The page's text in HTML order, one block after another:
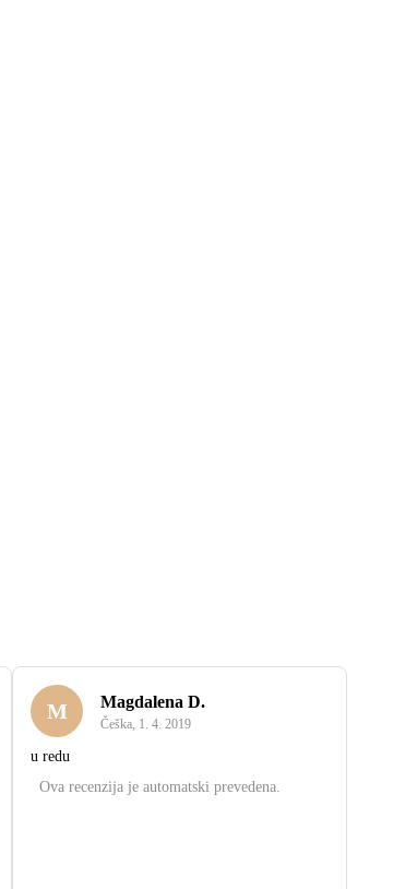
M Magdalena D.
Češka, 1. 4. 2019
u redu
Ova recenzija je automatski prevedena.